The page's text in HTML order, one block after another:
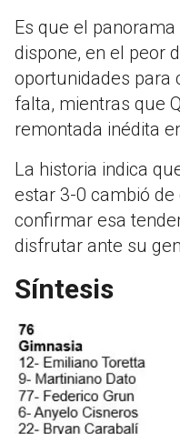
Es que el
dispone, en el peor
oportunidades para
falta, mientras que
remontada inédita
La historia indica
estar 3-0 cambió
confirmar esa
disfrutar ante su
Síntesis